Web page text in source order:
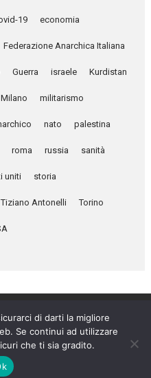
19 economia
Federazione Anarchica Italiana
Guerra israele Kurdistan
Milano militarismo
nato palestina
roma russia sanità
uniti storia
Tiziano Antonelli Torino
© 2026
1920 da Errico Malatesta
di darti la migliore
Se continui ad utilizzare
che ti sia gradito.